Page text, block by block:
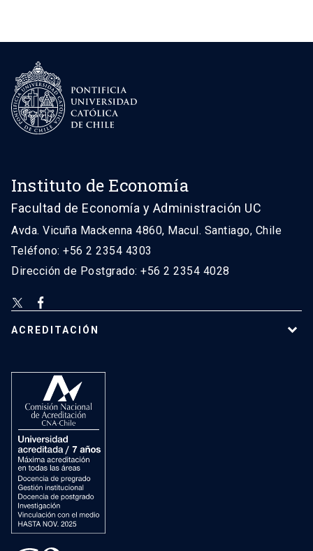
Instituto de Economía
Facultad de Economía y Administración UC
Avda. Vicuña Mackenna 4860, Macul. Santiago, Chile
Teléfono: +56 2 2354 4303
Dirección de Postgrado: +56 2 2354 4028
ACREDITACIÓN